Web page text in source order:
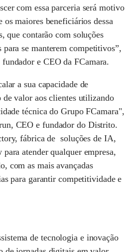
com essa parceria será motivo
os maiores beneficiários dessa
que contarão com soluções
se manterem competitivos”,
e CEO da FCamara.
a sua capacidade de
de valor aos clientes utilizando
técnica do Grupo FCamara",
CEO e fundador do Distrito.
fábrica de soluções de IA,
atender qualquer empresa,
com as mais avançadas
para garantir competitividade e
de tecnologia e inovação